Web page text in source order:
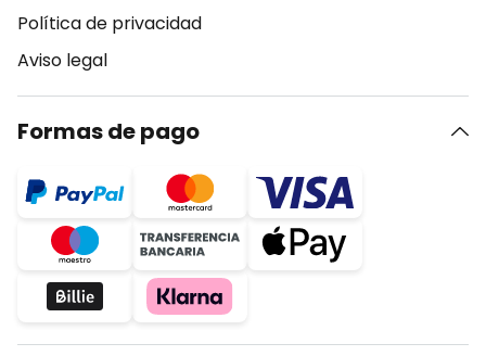
Política de privacidad
Aviso legal
Formas de pago